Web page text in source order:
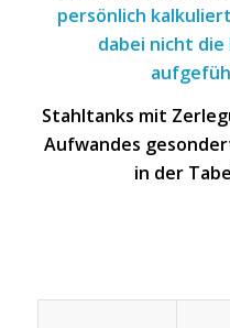
persönlich
dabei nicht
Stahltanks mit
Aufwandes
in der